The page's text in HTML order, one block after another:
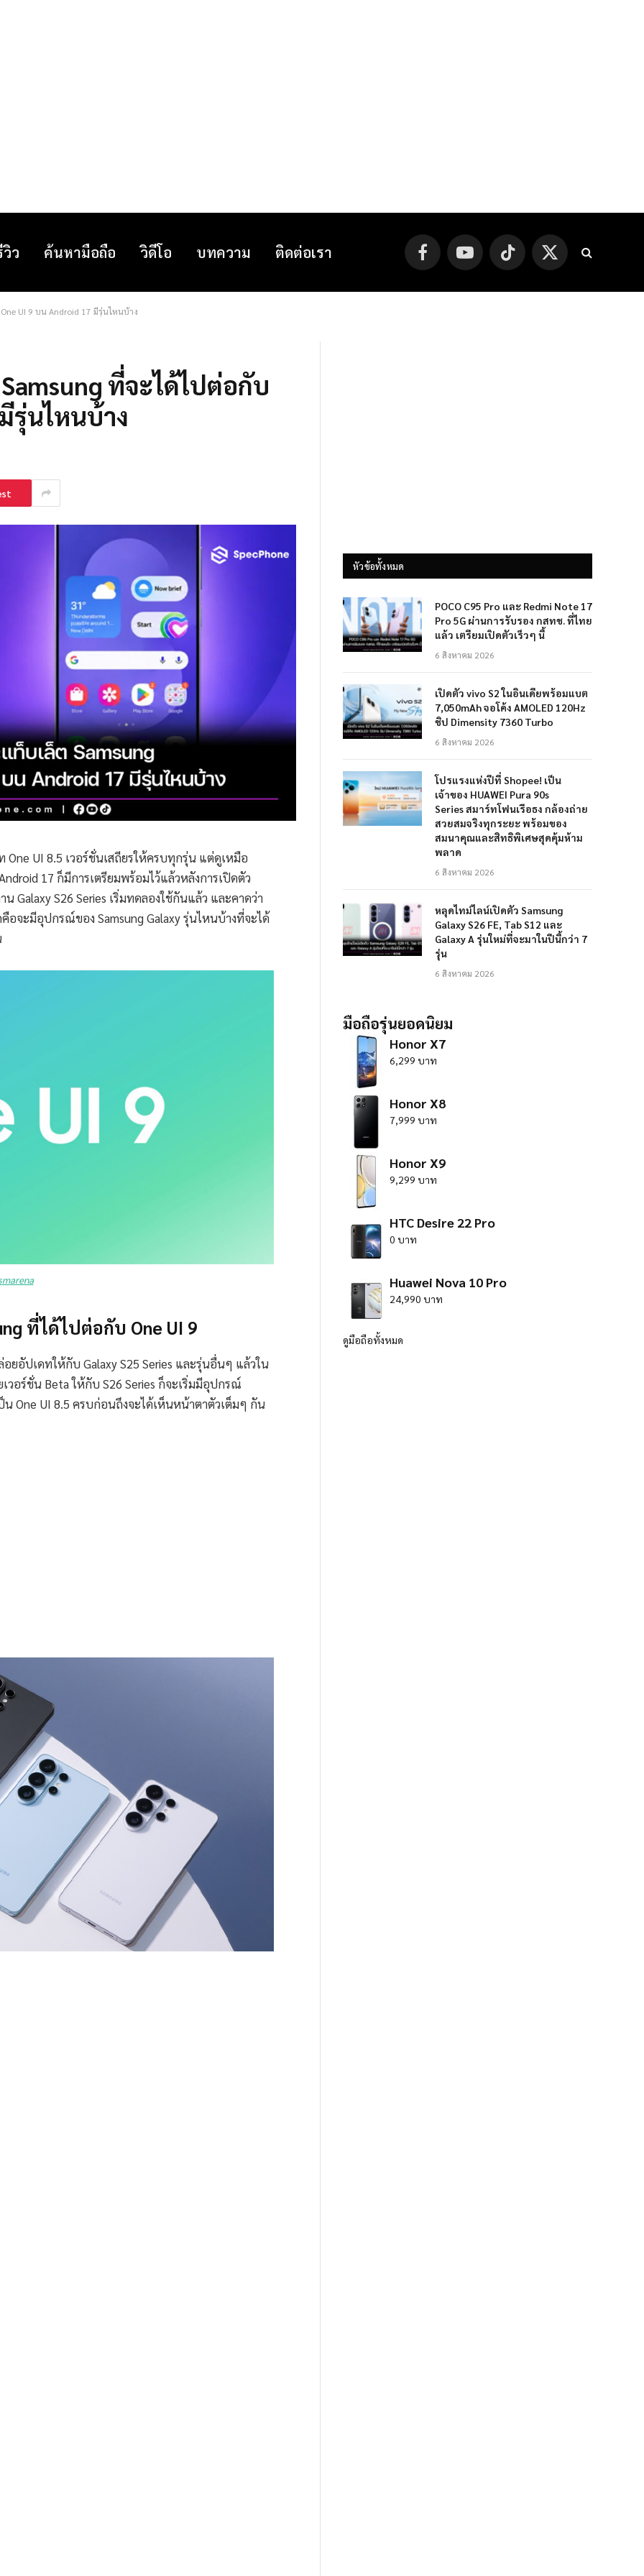
วิว ค้นหามือถือ วิดีโอ บทความ ติดต่อเรา FacebookYouTube TikTok
X
(Twitter)
UI 9 บน Android 17 มีรุ่นไหนบ้าง
ที่จะได้ไปต่อกับ
รุ่นไหนบ้าง
UI 8.5 เวอร์ชั่นเสถียรให้ครบทุกรุ่น แต่ดูเหมือ
17 ก็มีการเตรียมพร้อมไว้แล้วหลังการเปิดตัว
Galaxy S26 Series เริ่มทดลองใช้กันแล้ว และคาดว่า
จะมีอุปกรณ์ของ Samsung Galaxy รุ่นไหนบ้างที่จะได้
ที่ได้ไปต่อกับ One UI 9
ยอัปเดทให้กับ Galaxy S25 Series และรุ่นอื่นๆ แล้วใน
วอร์ชั่น Beta ให้กับ S26 Series ก็จะเริ่มมีอุปกรณ์
One UI 8.5 ครบก่อนถึงจะได้เห็นหน้าตาตัวเต็มๆ กัน
หัวข้อทั้งหมด
POCO C95 Pro และ Redmi Note 17
Pro 5G ผ่านการรับรอง กสทช. ที่ไทย
แล้ว เตรียมเปิดตัวเร็วๆ นี้
6 สิงหาคม 2026
เปิดตัว vivo S2 ในอินเดียพร้อมแบต
7,050mAh จอโค้ง AMOLED 120Hz
ชิป Dimensity 7360 Turbo
6 สิงหาคม 2026
โปรแรงแห่งปีที่ Shopee! เป็น
เจ้าของ HUAWEI Pura 90s
Series สมาร์ทโฟนเรือธง กล้องถ่าย
สวยสมจริงทุกระยะ พร้อมของ
สมนาคุณและสิทธิพิเศษสุดคุ้มห้าม
พลาด
6 สิงหาคม 2026
หลุดไทม์ไลน์เปิดตัว Samsung
Galaxy S26 FE, Tab S12 และ
Galaxy A รุ่นใหม่ที่จะมาในปีนี้กว่า 7
รุ่น
6 สิงหาคม 2026
มือถือรุ่นยอดนิยม
Honor X7
6,299 บาท
Honor X8
7,999 บาท
Honor X9
9,299 บาท
HTC Desire 22 Pro
0 บาท
Huawei Nova 10 Pro
24,990 บาท
ดูมือถือทั้งหมด